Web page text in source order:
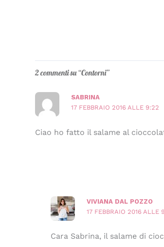
2 commenti su “Contorni”
SABRINA
17 FEBBRAIO 2016 ALLE 9:22
Ciao ho fatto il salame al
VIVIANA DAL POZZO
17 FEBBRAIO 2016 ALLE
Cara Sabrina, il salame di